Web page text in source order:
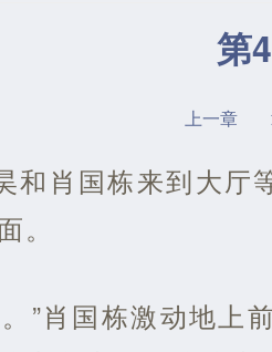
第
上一章
和肖国栋来到大厅
。
”肖国栋激动地上